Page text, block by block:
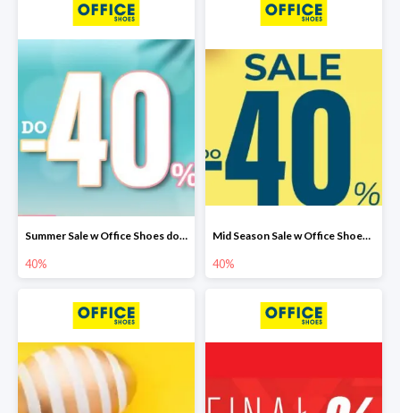
Summer Sale w Office Shoes do -40%
40%
Mid Season Sale w Office Shoes do -40%
40%